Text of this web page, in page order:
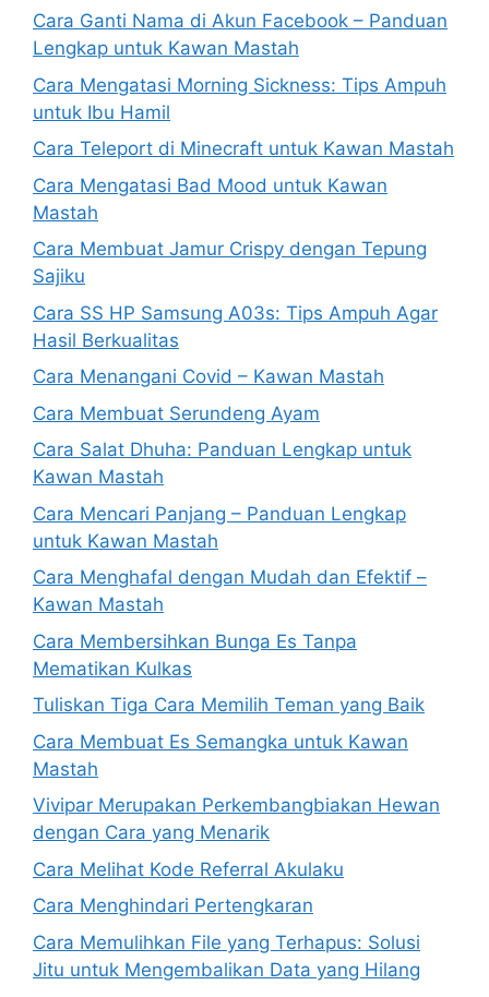
Cara Ganti Nama di Akun Facebook – Panduan
Lengkap untuk Kawan Mastah
Cara Mengatasi Morning Sickness: Tips Ampuh
untuk Ibu Hamil
Cara Teleport di Minecraft untuk Kawan Mastah
Cara Mengatasi Bad Mood untuk Kawan
Mastah
Cara Membuat Jamur Crispy dengan Tepung
Sajiku
Cara SS HP Samsung A03s: Tips Ampuh Agar
Hasil Berkualitas
Cara Menangani Covid – Kawan Mastah
Cara Membuat Serundeng Ayam
Cara Salat Dhuha: Panduan Lengkap untuk
Kawan Mastah
Cara Mencari Panjang – Panduan Lengkap
untuk Kawan Mastah
Cara Menghafal dengan Mudah dan Efektif –
Kawan Mastah
Cara Membersihkan Bunga Es Tanpa
Mematikan Kulkas
Tuliskan Tiga Cara Memilih Teman yang Baik
Cara Membuat Es Semangka untuk Kawan
Mastah
Vivipar Merupakan Perkembangbiakan Hewan
dengan Cara yang Menarik
Cara Melihat Kode Referral Akulaku
Cara Menghindari Pertengkaran
Cara Memulihkan File yang Terhapus: Solusi
Jitu untuk Mengembalikan Data yang Hilang